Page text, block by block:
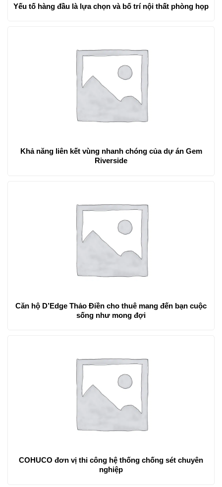
Yếu tố hàng đầu là lựa chọn và bố trí nội thất phòng họp
Khả năng liên kết vùng nhanh chóng của dự án Gem
Riverside
Căn hộ D’Edge Thảo Điền cho thuê mang đến bạn cuộc
sống như mong đợi
COHUCO đơn vị thi công hệ thống chống sét chuyên
nghiệp